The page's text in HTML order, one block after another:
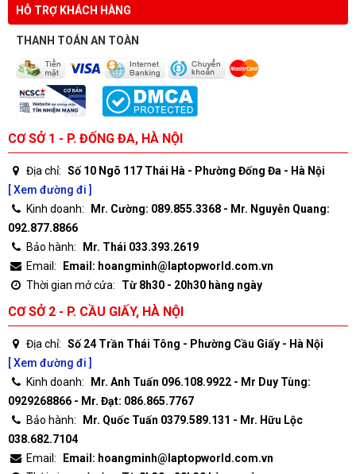
HỖ TRỢ KHÁCH HÀNG
THANH TOÁN AN TOÀN
CƠ SỞ 1 - P. ĐỐNG ĐA, HÀ NỘI
Địa chỉ: Số 10 Ngõ 117 Thái Hà - Phường Đống Đa - Hà Nội
[ Xem đường đi ]
Kinh doanh:
Mr. Cường: 089.855.3368 - Mr. Nguyễn Quang:
092.877.8866
Bảo hành:
Mr. Thái 033.393.2619
Email:
Email: hoangminh@laptopworld.com.vn
Thời gian mở cửa:
Từ 8h30 - 20h30 hàng ngày
CƠ SỞ 2 - P. CẦU GIẤY, HÀ NỘI
Địa chỉ: Số 24 Trần Thái Tông - Phường Cầu Giấy - Hà Nội
[ Xem đường đi ]
Kinh doanh:
Mr. Anh Tuấn 096.108.9922 - Mr Duy Tùng:
0929268866 - Mr. Đạt: 086.865.7767
Bảo hành:
Mr. Quốc Tuấn 0379.589.131 - Mr. Hữu Lộc
038.682.7104
Email:
Email: hoangminh@laptopworld.com.vn